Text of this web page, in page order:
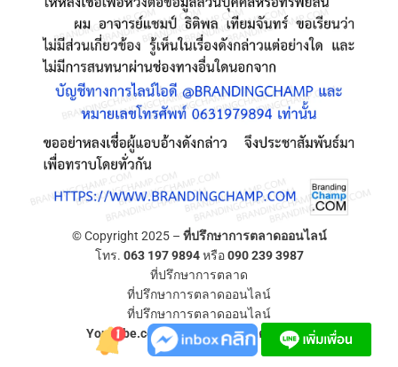
© Copyright 2025 – ที่ปรึกษาการตลาดออนไลน์
โทร. 063 197 9894หรือ090 239 3987
ที่ปรึกษาการตลาด
ที่ปรึกษาการตลาดออนไลน์
ที่ปรึกษาการตลาดออนไลน์
YouTube.com/ที่ปรึกษาการตลาดออนไลน์